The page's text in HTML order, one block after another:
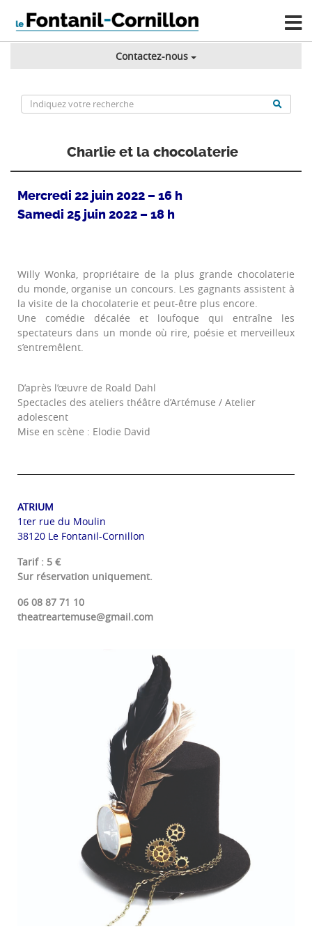
Contactez-nous
Charlie et la chocolaterie
Mercredi 22 juin 2022 – 16 h
Samedi 25 juin 2022 – 18 h
Willy Wonka, propriétaire de la plus grande chocolaterie
du monde, organise un concours. Les gagnants assistent à
la visite de la chocolaterie et peut-être plus encore.
Une comédie décalée et loufoque qui entraîne les
spectateurs dans un monde où rire, poésie et merveilleux
s’entremêlent.
D’après l’œuvre de Roald Dahl
Spectacles des ateliers théâtre d’Artémuse / Atelier
adolescent
Mise en scène : Elodie David
ATRIUM
1ter rue du Moulin
38120 Le Fontanil-Cornillon
Tarif : 5 €
Sur réservation uniquement.
06 08 87 71 10
theatreartemuse@gmail.com